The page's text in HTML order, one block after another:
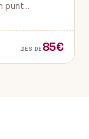
punt
DES DE 85€